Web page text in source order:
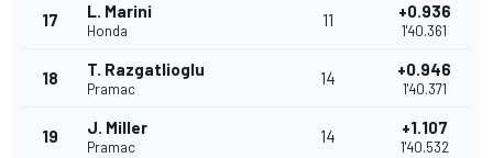
17 L. Marini
Honda
11 +0.936
1'40.361
18 T. Razgatlioglu
Pramac
14 +0.946
1'40.371
19 J. Miller
Pramac
14 +1.107
1'40.532